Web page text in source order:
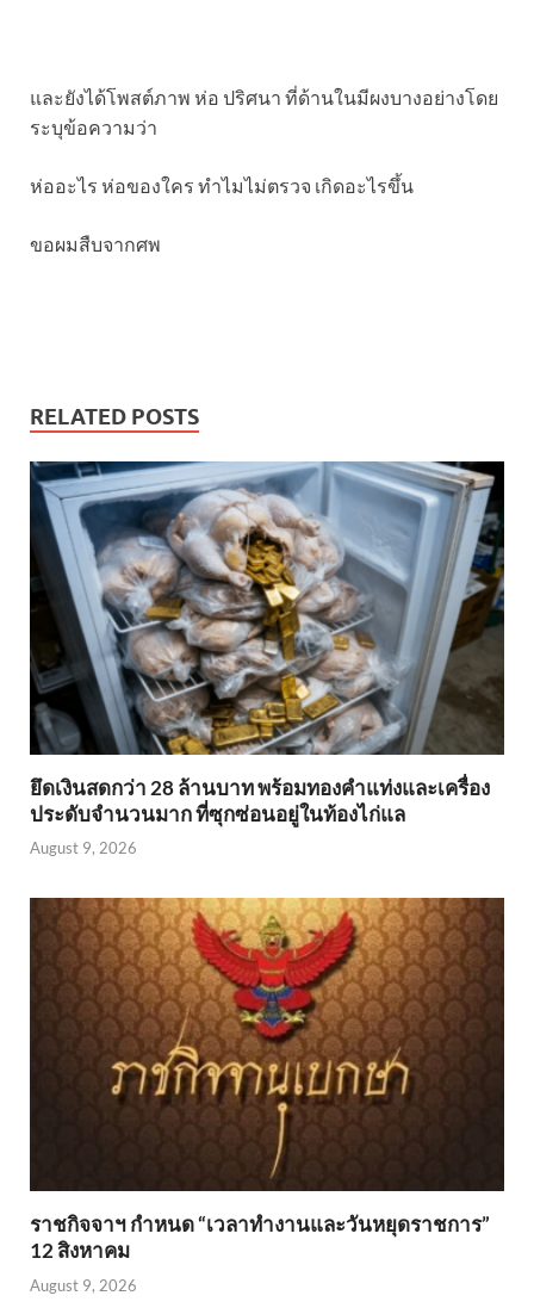
และยังได้โพสต์ภาพ ห่อ ปริศนา ที่ด้านในมีผงบางอย่างโดย
ระบุข้อความว่า
ห่ออะไร ห่อของใคร ทำไมไม่ตรวจ เกิดอะไรขึ้น
ขอผมสืบจากศพ
RELATED POSTS
ยึดเงินสดกว่า 28 ล้านบาท พร้อมทองคำแท่งและเครื่อง
ประดับจำนวนมาก ที่ซุกซ่อนอยู่ในท้องไก่แล
August 9, 2026
ราชกิจจาฯ กำหนด “เวลาทำงานและวันหยุดราชการ”
12 สิงหาคม
August 9, 2026